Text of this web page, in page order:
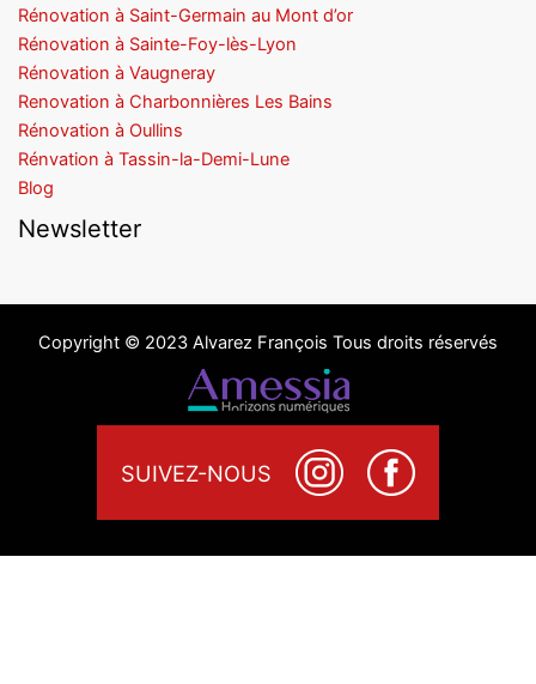
Rénovation à Saint-Germain au Mont d’or
Rénovation à Sainte-Foy-lès-Lyon
Rénovation à Vaugneray
Renovation à Charbonnières Les Bains
Rénovation à Oullins
Rénvation à Tassin-la-Demi-Lune
Blog
Newsletter
Copyright © 2023 Alvarez François Tous droits réservés
SUIVEZ-NOUS